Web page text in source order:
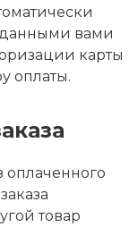
вами
карты
оплаты.
товар